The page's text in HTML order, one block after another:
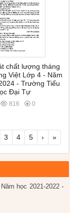
chất lượng tháng
Việt Lớp 4 - Năm
- Trường Tiểu
Đại Tự
816 0
3 4 5 › »
học 2021-2022 -